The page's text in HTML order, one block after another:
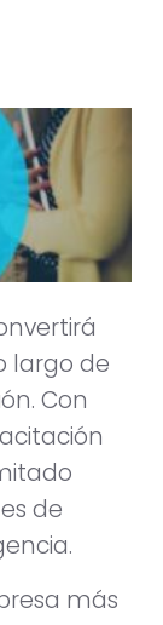
largo de
Con
de
más